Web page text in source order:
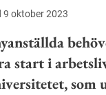
9 oktober 2023
start i
som